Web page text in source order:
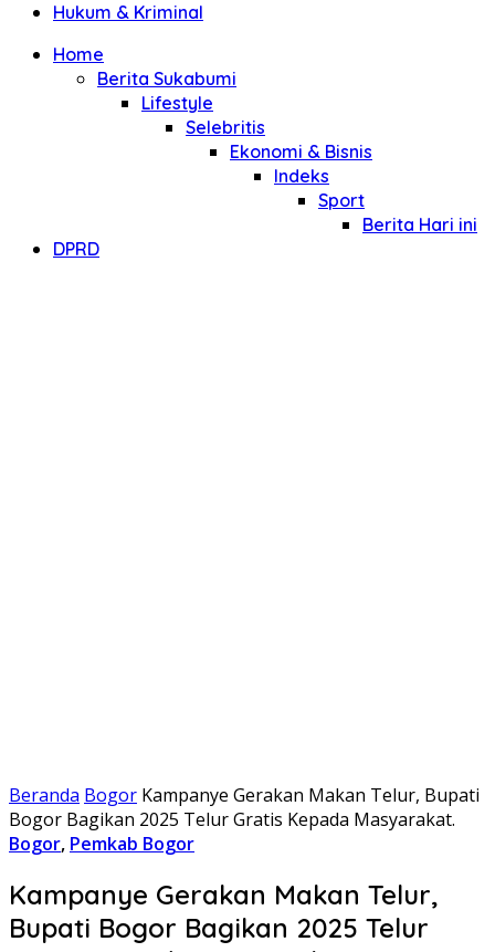
Hukum & Kriminal
Home
Berita Sukabumi
Lifestyle
Selebritis
Ekonomi & Bisnis
Indeks
Sport
Berita Hari ini
DPRD
Beranda Bogor Kampanye Gerakan Makan Telur, Bupati
Bogor Bagikan 2025 Telur Gratis Kepada Masyarakat.
Bogor, Pemkab Bogor
Kampanye Gerakan Makan Telur,
Bupati Bogor Bagikan 2025 Telur